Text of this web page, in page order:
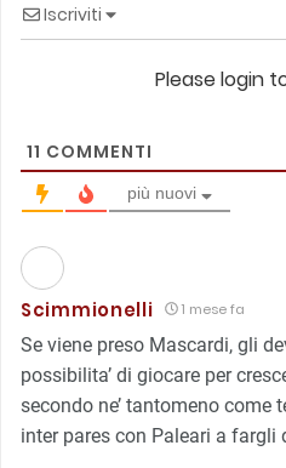
Iscriviti
Please login
11 COMMENTI
più nuovi
Scimmionelli 1 mese fa
Se viene preso Mascardi, gli
possibilita’ di giocare per
secondo ne’ tantomeno come
inter pares con Paleari a fargli